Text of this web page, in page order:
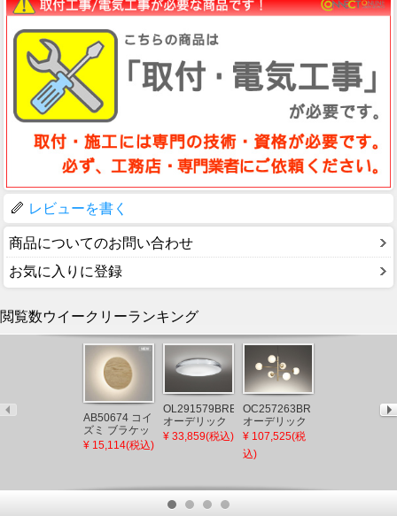
レビューを書く
商品についてのお問い合わせ
お気に入りに登録
閲覧数ウイークリーランキング
AB50674 コイ
ズミ ブラケッ
ト LED（電球
¥ 15,114(税込)
OL291579BRE
オーデリック
シーリングラ
イト 住宅用非
¥ 33,859(税込)
OC257263BR
オーデリック
シャンデリア
LED 調色 調光
Bluetooth
¥ 107,525(税
込)
OL291603BR
オーデリック